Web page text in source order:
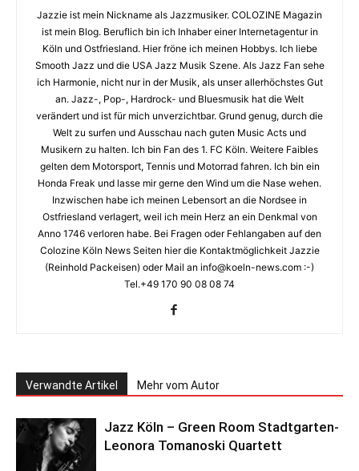
Jazzie ist mein Nickname als Jazzmusiker. COLOZINE Magazin
ist mein Blog. Beruflich bin ich Inhaber einer Internetagentur in
Köln und Ostfriesland. Hier fröne ich meinen Hobbys. Ich liebe
Smooth Jazz und die USA Jazz Musik Szene. Als Jazz Fan sehe
ich Harmonie, nicht nur in der Musik, als unser allerhöchstes Gut
an. Jazz-, Pop-, Hardrock- und Bluesmusik hat die Welt
verändert und ist für mich unverzichtbar. Grund genug, durch die
Welt zu surfen und Ausschau nach guten Music Acts und
Musikern zu halten. Ich bin Fan des 1. FC Köln. Weitere Faibles
gelten dem Motorsport, Tennis und Motorrad fahren. Ich bin ein
Honda Freak und lasse mir gerne den Wind um die Nase wehen.
Inzwischen habe ich meinen Lebensort an die Nordsee in
Ostfriesland verlagert, weil ich mein Herz an ein Denkmal von
Anno 1746 verloren habe. Bei Fragen oder Fehlangaben auf den
Colozine Köln News Seiten hier die Kontaktmöglichkeit Jazzie
(Reinhold Packeisen) oder Mail an info@koeln-news.com :-)
Tel.+49 170 90 08 08 74
Verwandte Artikel Mehr vom Autor
Jazz Köln – Green Room Stadtgarten-
Leonora Tomanoski Quartett